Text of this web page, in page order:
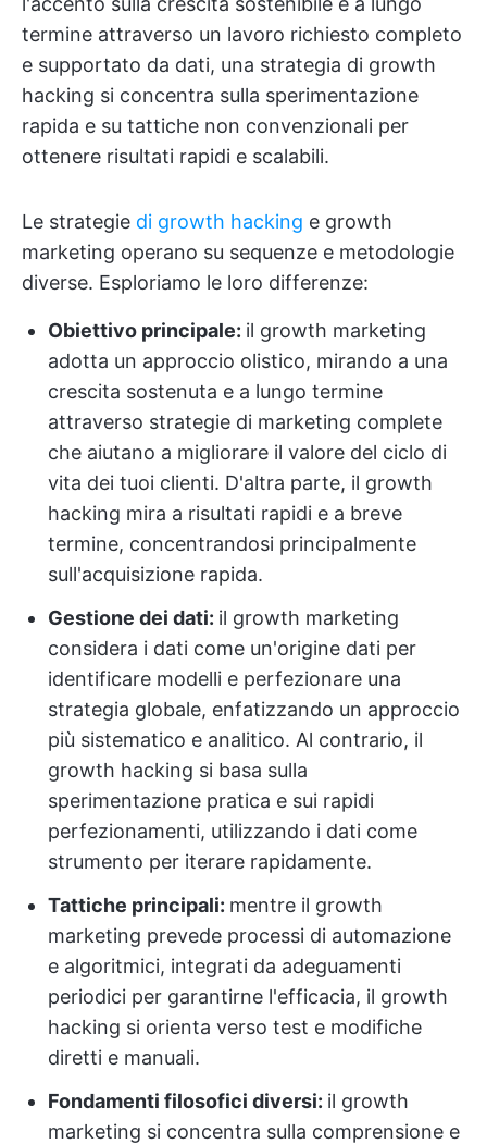
termine attraverso un lavoro richiesto completo
e supportato da dati, una strategia di growth
hacking si concentra sulla sperimentazione
rapida e su tattiche non convenzionali per
ottenere risultati rapidi e scalabili.
Le strategie di growth hacking e growth
marketing operano su sequenze e metodologie
diverse. Esploriamo le loro differenze:
Obiettivo principale: il growth marketing
adotta un approccio olistico, mirando a una
crescita sostenuta e a lungo termine
attraverso strategie di marketing complete
che aiutano a migliorare il valore del ciclo di
vita dei tuoi clienti. D'altra parte, il growth
hacking mira a risultati rapidi e a breve
termine, concentrandosi principalmente
sull'acquisizione rapida.
Gestione dei dati: il growth marketing
considera i dati come un'origine dati per
identificare modelli e perfezionare una
strategia globale, enfatizzando un approccio
più sistematico e analitico. Al contrario, il
growth hacking si basa sulla
sperimentazione pratica e sui rapidi
perfezionamenti, utilizzando i dati come
strumento per iterare rapidamente.
Tattiche principali: mentre il growth
marketing prevede processi di automazione
e algoritmici, integrati da adeguamenti
periodici per garantirne l'efficacia, il growth
hacking si orienta verso test e modifiche
diretti e manuali.
Fondamenti filosofici diversi: il growth
marketing si concentra sulla comprensione e